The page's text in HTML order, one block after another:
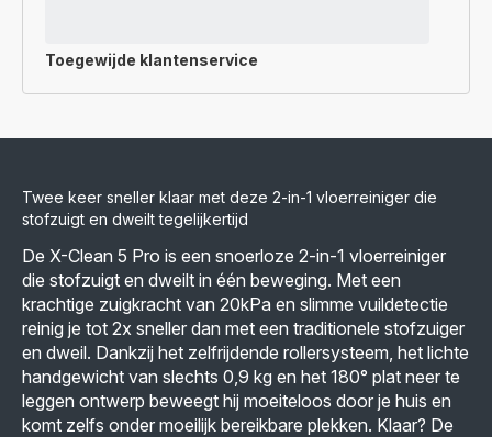
Toegewijde klantenservice
Twee keer sneller klaar met deze 2-in-1 vloerreiniger die
stofzuigt en dweilt tegelijkertijd
De X-Clean 5 Pro is een snoerloze 2-in-1 vloerreiniger
die stofzuigt en dweilt in één beweging. Met een
krachtige zuigkracht van 20kPa en slimme vuildetectie
reinig je tot 2x sneller dan met een traditionele stofzuiger
en dweil. Dankzij het zelfrijdende rollersysteem, het lichte
handgewicht van slechts 0,9 kg en het 180° plat neer te
leggen ontwerp beweegt hij moeiteloos door je huis en
komt zelfs onder moeilijk bereikbare plekken. Klaar? De